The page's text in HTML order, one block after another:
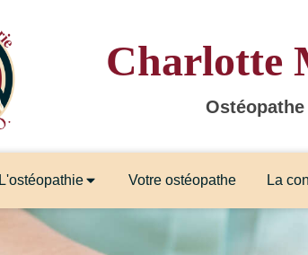
Charlotte
L'ostéopathie Votre ostéopathe La